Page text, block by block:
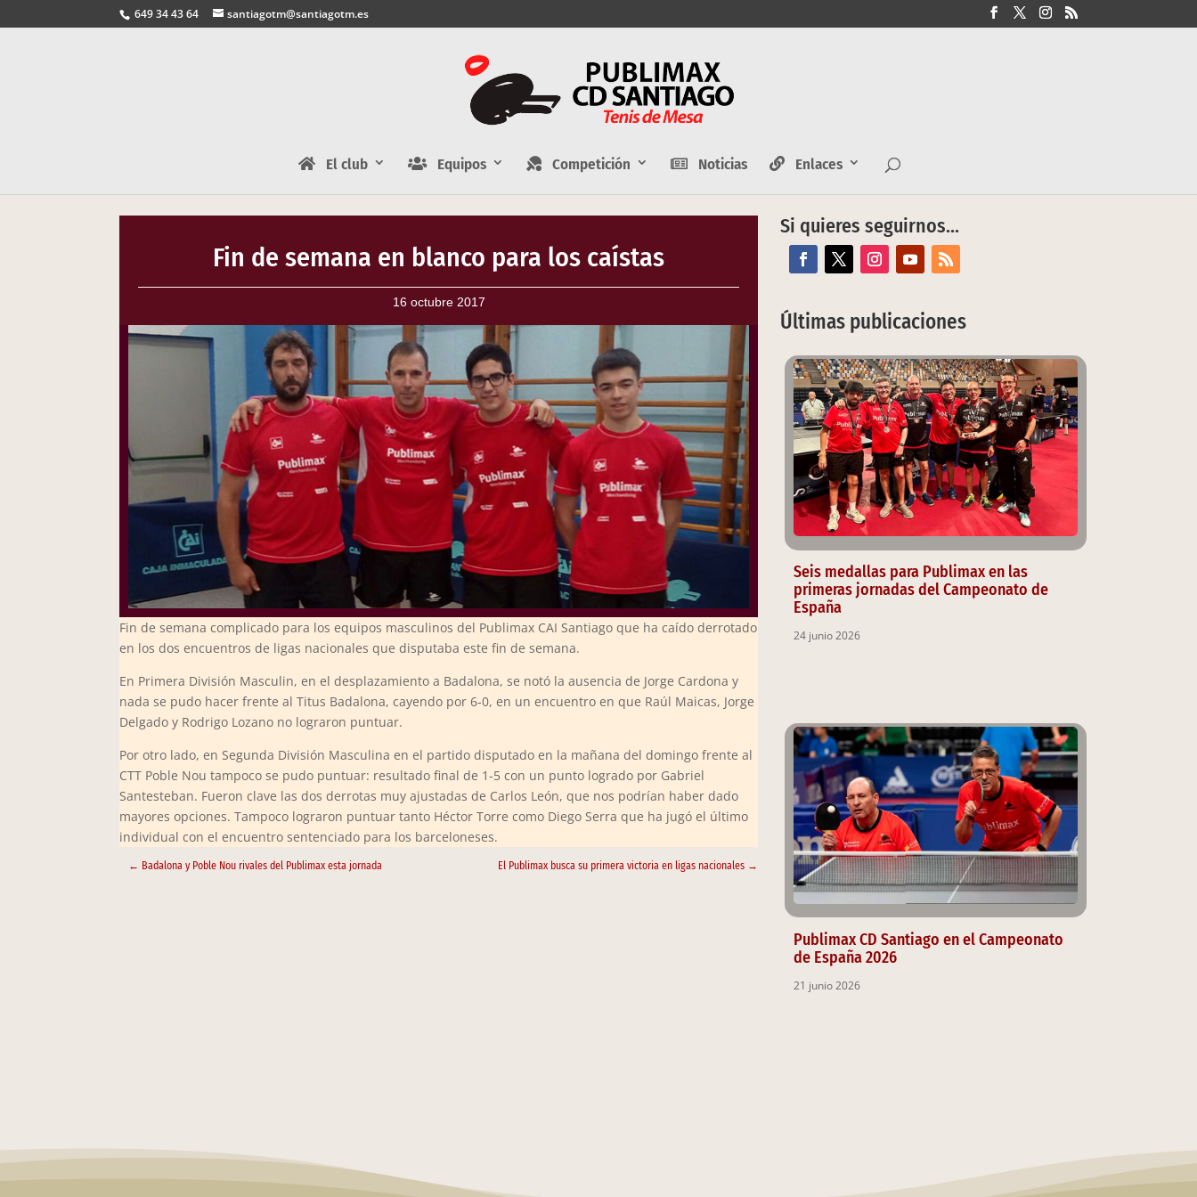
649 34 43 64 santiagotm@santiagotm.es
El club Equipos Competición Noticias Enlaces
Fin de semana en blanco para los caístas
16 octubre 2017
Fin de semana complicado para los equipos masculinos del Publimax CAI Santiago que ha caído derrotado
en los dos encuentros de ligas nacionales que disputaba este fin de semana.
En Primera División Masculin, en el desplazamiento a Badalona, se notó la ausencia de Jorge Cardona y
nada se pudo hacer frente al Titus Badalona, cayendo por 6-0, en un encuentro en que Raúl Maicas, Jorge
Delgado y Rodrigo Lozano no lograron puntuar.
Por otro lado, en Segunda División Masculina en el partido disputado en la mañana del domingo frente al
CTT Poble Nou tampoco se pudo puntuar: resultado final de 1-5 con un punto logrado por Gabriel
Santesteban. Fueron clave las dos derrotas muy ajustadas de Carlos León, que nos podrían haber dado
mayores opciones. Tampoco lograron puntuar tanto Héctor Torre como Diego Serra que ha jugó el último
individual con el encuentro sentenciado para los barceloneses.
← Badalona y Poble Nou rivales del Publimax esta jornada El Publimax busca su primera victoria en ligas nacionales →
Si quieres seguirnos…
Últimas publicaciones
Seis medallas para Publimax en las
primeras jornadas del Campeonato de
España
24 junio 2026
Publimax CD Santiago en el Campeonato
de España 2026
21 junio 2026